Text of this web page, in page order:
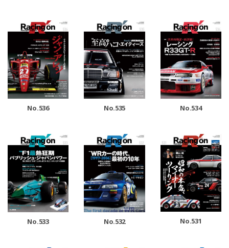
No.536 No.535 No.534
No.533 No.532 No.531